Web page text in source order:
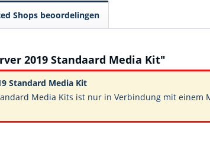
Shops beoordelingen
2019 Standaard Media Kit"
Standard Media Kit
Media Kits ist nur in Verbindung mit einem